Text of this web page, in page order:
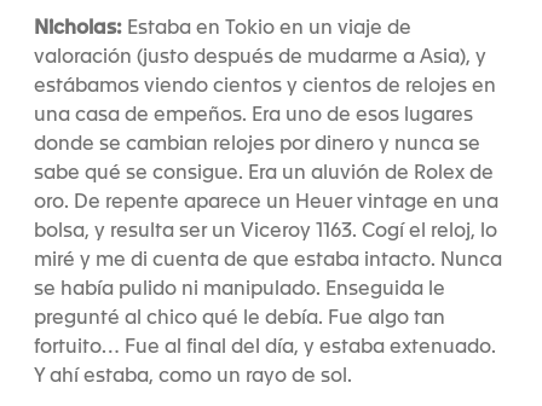
Nicholas: Estaba en Tokio en un viaje de
valoración (justo después de mudarme a Asia), y
estábamos viendo cientos y cientos de relojes en
una casa de empeños. Era uno de esos lugares
donde se cambian relojes por dinero y nunca se
sabe qué se consigue. Era un aluvión de Rolex de
oro. De repente aparece un Heuer vintage en una
bolsa, y resulta ser un Viceroy 1163. Cogí el reloj, lo
miré y me di cuenta de que estaba intacto. Nunca
se había pulido ni manipulado. Enseguida le
pregunté al chico qué le debía. Fue algo tan
fortuito… Fue al final del día, y estaba extenuado.
Y ahí estaba, como un rayo de sol.